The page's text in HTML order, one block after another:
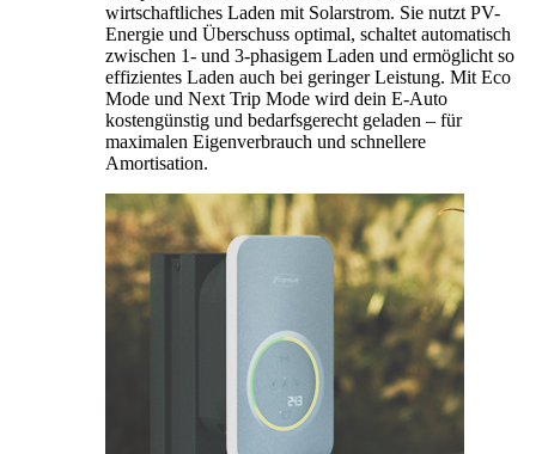
wirtschaftliches Laden mit Solarstrom. Sie nutzt PV-
Energie und Überschuss optimal, schaltet automatisch
zwischen 1- und 3-phasigem Laden und ermöglicht so
effizientes Laden auch bei geringer Leistung. Mit Eco
Mode und Next Trip Mode wird dein E-Auto
kostengünstig und bedarfsgerecht geladen – für
maximalen Eigenverbrauch und schnellere
Amortisation.